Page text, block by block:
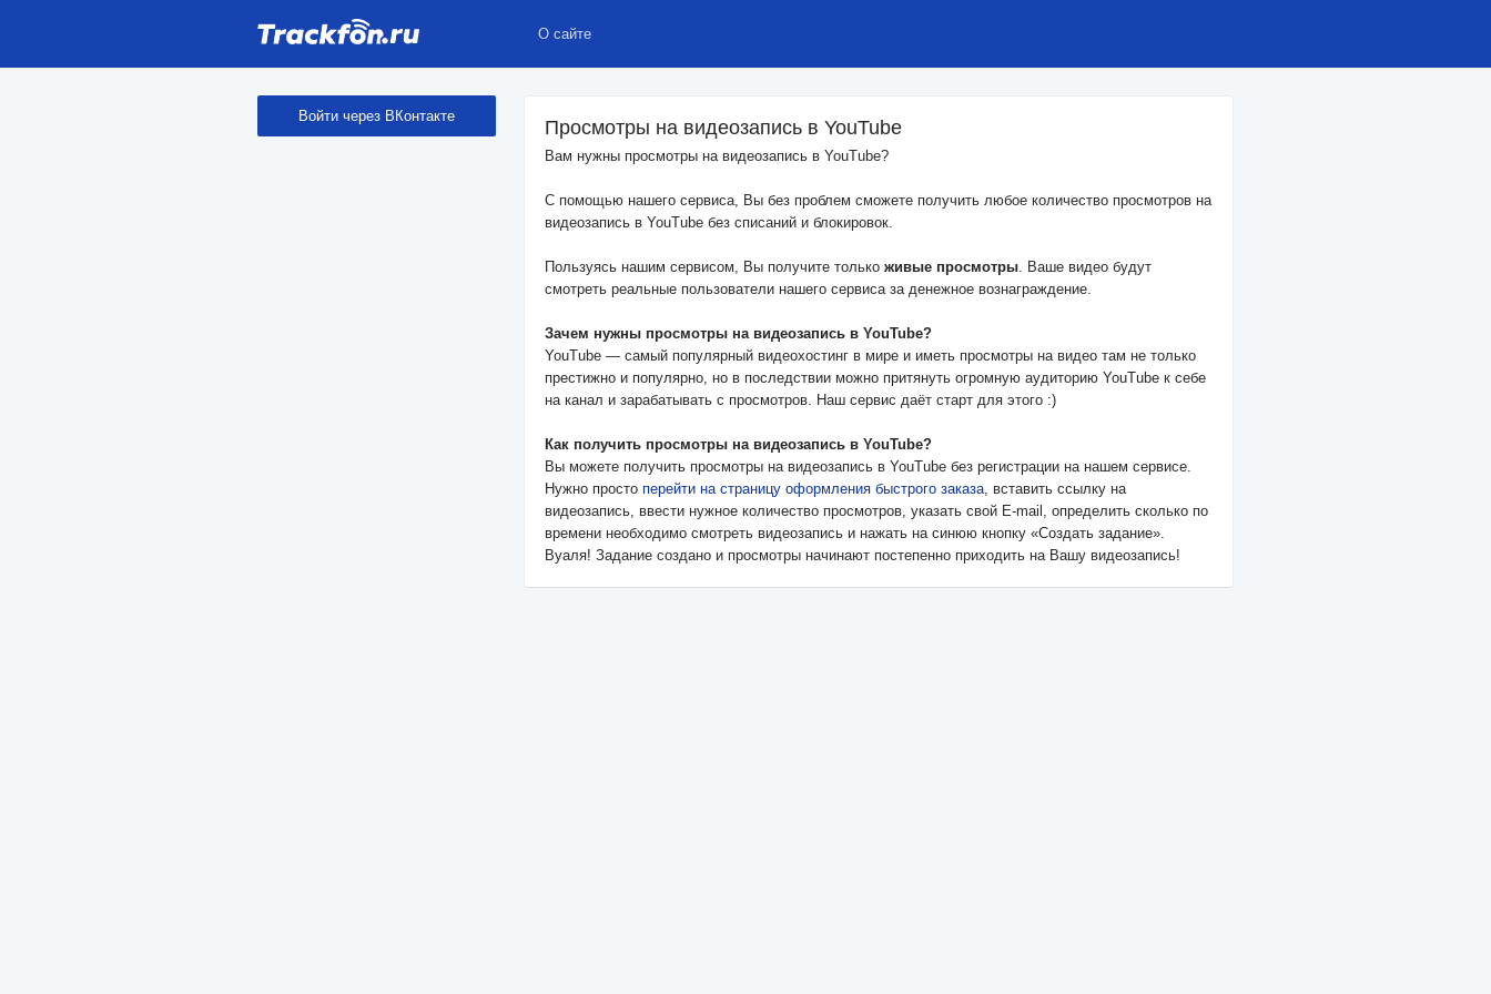
О сайте
Войти через ВКонтакте
Просмотры на видеозапись в YouTube
Вам нужны просмотры на видеозапись в YouTube?
С помощью нашего сервиса, Вы без проблем сможете получить любое количество просмотров на
видеозапись в YouTube без списаний и блокировок.
Пользуясь нашим сервисом, Вы получите только живые просмотры. Ваше видео будут
смотреть реальные пользователи нашего сервиса за денежное вознаграждение.
Зачем нужны просмотры на видеозапись в YouTube?
YouTube — самый популярный видеохостинг в мире и иметь просмотры на видео там не только
престижно и популярно, но в последствии можно притянуть огромную аудиторию YouTube к себе
на канал и зарабатывать с просмотров. Наш сервис даёт старт для этого :)
Как получить просмотры на видеозапись в YouTube?
Вы можете получить просмотры на видеозапись в YouTube без регистрации на нашем сервисе.
Нужно просто перейти на страницу оформления быстрого заказа, вставить ссылку на
видеозапись, ввести нужное количество просмотров, указать свой E-mail, определить сколько по
времени необходимо смотреть видеозапись и нажать на синюю кнопку «Создать задание».
Вуаля! Задание создано и просмотры начинают постепенно приходить на Вашу видеозапись!